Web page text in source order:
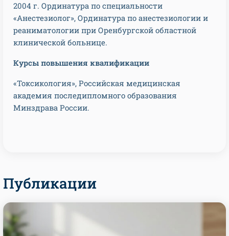
2004 г. Ординатура по специальности
«Анестезиолог», Ординатура по анестезиологии и
реаниматологии при Оренбургской областной
клинической больнице.
Курсы повышения квалификации
«Токсикология», Российская медицинская
академия последипломного образования
Минздрава России.
Публикации